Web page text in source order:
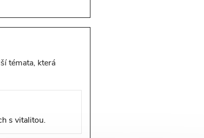
témata, která
s vitalitou.